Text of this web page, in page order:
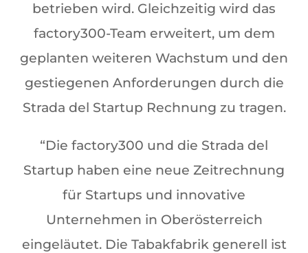
betrieben wird. Gleichzeitig wird das
factory300-Team erweitert, um dem
geplanten weiteren Wachstum und den
gestiegenen Anforderungen durch die
Strada del Startup Rechnung zu tragen.
“Die factory300 und die Strada del
Startup haben eine neue Zeitrechnung
für Startups und innovative
Unternehmen in Oberösterreich
eingeläutet. Die Tabakfabrik generell ist